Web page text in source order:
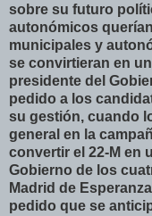
sobre su futuro
autonómicos
municipales y
se convirtieran en
presidente del
pedido a los
su gestión, cuando
general en la
convertir el 22-M en
Gobierno de los
Madrid de
pedido que se